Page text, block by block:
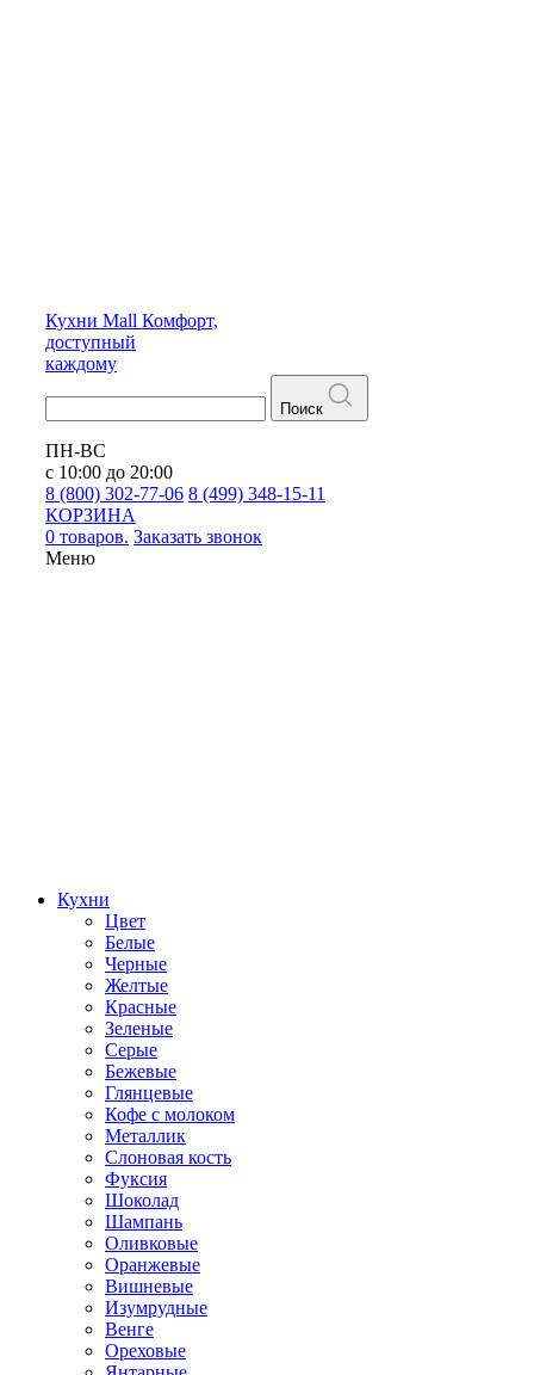
Кухни Mall Комфорт,
доступный
каждому
Поиск
ПН-ВС
с 10:00 до 20:00
8 (800) 302-77-06 8 (499) 348-15-11
КОРЗИНА
0 товаров. Заказать звонок
Меню
Кухни
Цвет
Белые
Черные
Желтые
Красные
Зеленые
Серые
Бежевые
Глянцевые
Кофе с молоком
Металлик
Слоновая кость
Фуксия
Шоколад
Шампань
Оливковые
Оранжевые
Вишневые
Изумрудные
Венге
Ореховые